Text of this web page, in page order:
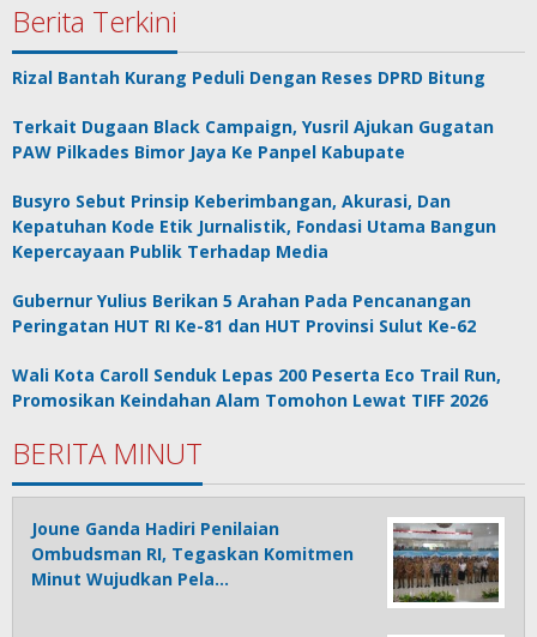
Berita Terkini
Rizal Bantah Kurang Peduli Dengan Reses DPRD Bitung
Terkait Dugaan Black Campaign, Yusril Ajukan Gugatan
PAW Pilkades Bimor Jaya Ke Panpel Kabupate
Busyro Sebut Prinsip Keberimbangan, Akurasi, Dan
Kepatuhan Kode Etik Jurnalistik, Fondasi Utama Bangun
Kepercayaan Publik Terhadap Media
Gubernur Yulius Berikan 5 Arahan Pada Pencanangan
Peringatan HUT RI Ke-81 dan HUT Provinsi Sulut Ke-62
Wali Kota Caroll Senduk Lepas 200 Peserta Eco Trail Run,
Promosikan Keindahan Alam Tomohon Lewat TIFF 2026
BERITA MINUT
Joune Ganda Hadiri Penilaian
Ombudsman RI, Tegaskan Komitmen
Minut Wujudkan Pela…